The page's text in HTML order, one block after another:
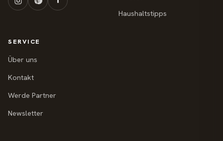
Haushaltstipps
SERVICE
Über uns
Kontakt
Werde Partner
Newsletter